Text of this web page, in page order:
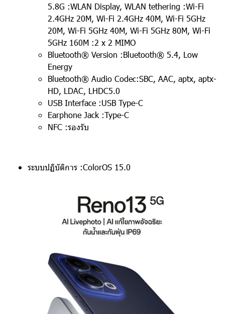
5.8G :WLAN Display, WLAN tethering :Wi-Fi
2.4GHz 20M, Wi-Fi 2.4GHz 40M, Wi-Fi 5GHz
20M, Wi-Fi 5GHz 40M, Wi-Fi 5GHz 80M, Wi-Fi
5GHz 160M :2 x 2 MIMO
Bluetooth® Version :Bluetooth® 5.4, Low
Energy
Bluetooth® Audio Codec:SBC, AAC, aptx, aptx-
HD, LDAC, LHDC5.0
USB Interface :USB Type-C
Earphone Jack :Type-C
NFC :รองรับ
ระบบปฏิบัติการ :ColorOS 15.0